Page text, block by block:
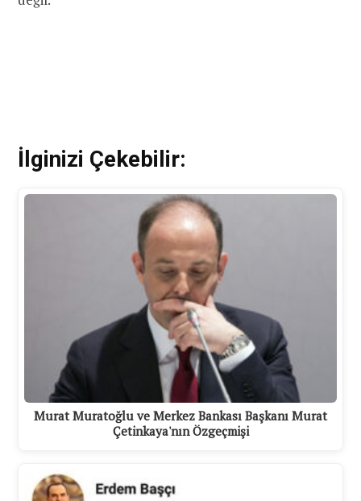
İlginizi Çekebilir:
Murat Muratoğlu ve Merkez Bankası Başkanı Murat
Çetinkaya'nın Özgeçmişi